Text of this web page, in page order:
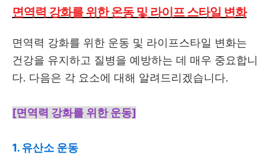
면역력 강화를 위한 온동 및 라이프 스타일 변화
면역력 강화를 위한 운동 및 라이프스타일 변화는
건강을 유지하고 질병을 예방하는 데 매우 중요합니
다. 다음은 각 요소에 대해 알려드리겠습니다.
[면역력 강화를 위한 운동]
1. 유산소 운동